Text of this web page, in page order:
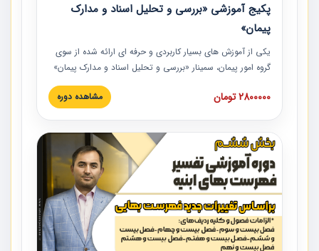
پکیج آموزشی «بررسی و تحلیل اسناد و مدارک
پیمان»
یکی از آموزش‏‏‏‏‏‏ های بسیار کاربردی و حرفه‏ ای ارائه شده از سوی
گروه امور پیمان، سمینار «بررسی و تحلیل اسناد و مدارک پیمان»
است که در دانشگاه صنعتی شریف ارائه شد. در این آموزش
نکات کلیدی مربوط به اسناد و مدارک پیمان، اولویت بندی اسناد
پیمان به همراه تجربیات عملی در این خصوص ارائه شده است.
2800000 تومان مشاهده دوره